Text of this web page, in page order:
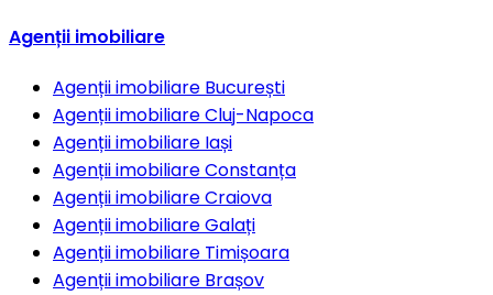
Agenții imobiliare
Agenții imobiliare București
Agenții imobiliareCluj-Napoca
Agenții imobiliare Iași
Agenții imobiliareConstanța
Agenții imobiliareCraiova
Agenții imobiliareGalați
Agenții imobiliare Timișoara
Agenții imobiliare Brașov